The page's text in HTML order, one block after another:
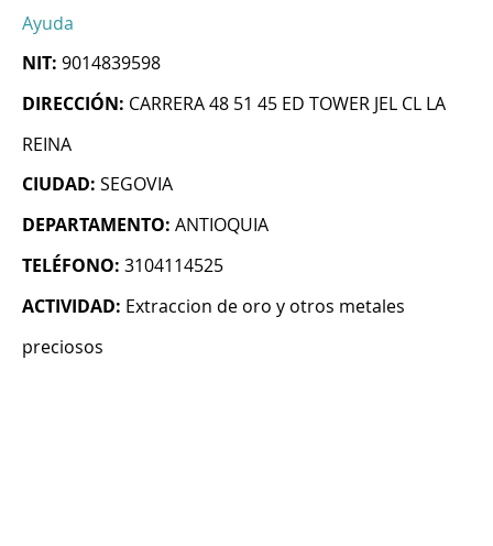
Ayuda
NIT: 9014839598
DIRECCIÓN: CARRERA 48 51 45 ED TOWER JEL CL LA
REINA
CIUDAD: SEGOVIA
DEPARTAMENTO: ANTIOQUIA
TELÉFONO: 3104114525
ACTIVIDAD: Extraccion de oro y otros metales
preciosos